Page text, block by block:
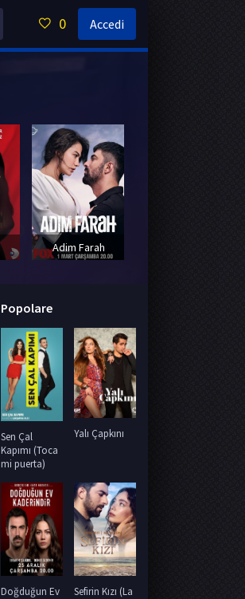
Popolare
Sen Çal
Kapımı (Toca
mi puerta)
Yalı Çapkını
Doğduğun Ev
Sefirin Kızı (La
0 Accedi
Adim Farah